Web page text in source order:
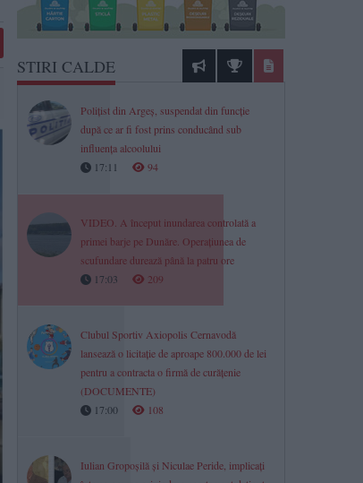
STIRI CALDE
Polițist din Argeș, suspendat din funcție
după ce ar fi fost prins conducând sub
influența alcoolului
17:11
94
VIDEO. A început inundarea controlată a
primei barje pe Dunăre. Operațiunea de
scufundare durează până la patru ore
17:03
209
Clubul Sportiv Axiopolis Cernavodă
lansează o licitație de aproape 800.000 de lei
pentru a contracta o firmă de curățenie
(DOCUMENTE)
17:00
108
Iulian Gropoșilă și Niculae Peride, implicați